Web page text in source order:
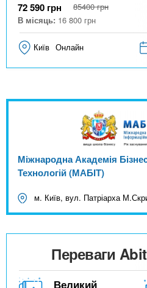
72 590 грн 85400 грн
В місяць: 16 800 грн
Київ Онлайн
Міжнародна Академія
Технологій (МАБІТ)
м. Київ, вул. Патріарха
Переваги
Великий